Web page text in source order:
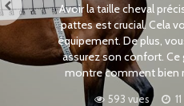
Avoir la taille cheval
pattes est crucial. Cela
équipement. De plus,
assurez son confort. Ce
montre comment bien
593 vues